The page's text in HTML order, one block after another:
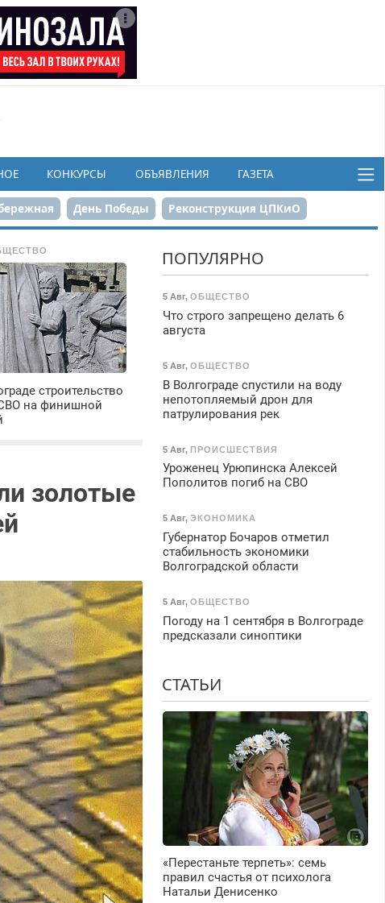
КОНКУРСЫ ОБЪЯВЛЕНИЯ ГАЗЕТА
День Победы Реконструкция ЦПКиО
строительство
на финишной
золотые
ПОПУЛЯРНО
5 Авг, ОБЩЕСТВО
Что строго запрещено делать 6
августа
5 Авг, ОБЩЕСТВО
В Волгограде спустили на воду
непотопляемый дрон для
патрулирования рек
5 Авг, ПРОИСШЕСТВИЯ
Уроженец Урюпинска Алексей
Пополитов погиб на СВО
5 Авг, ЭКОНОМИКА
Губернатор Бочаров отметил
стабильность экономики
Волгоградской области
5 Авг, ОБЩЕСТВО
Погоду на 1 сентября в Волгограде
предсказали синоптики
СТАТЬИ
«Перестаньте терпеть»: семь
правил счастья от психолога
Натальи Денисенко